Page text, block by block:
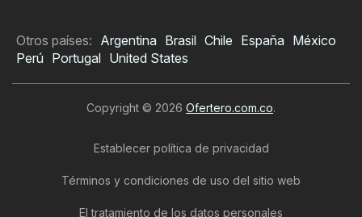
Otros países: Argentina Brasil Chile España México
Perú Portugal United States
Copyright © 2026 Ofertero.com.co.
Establecer política de privacidad
Términos y condiciones de uso del sitio web
El tratamiento de los datos personales